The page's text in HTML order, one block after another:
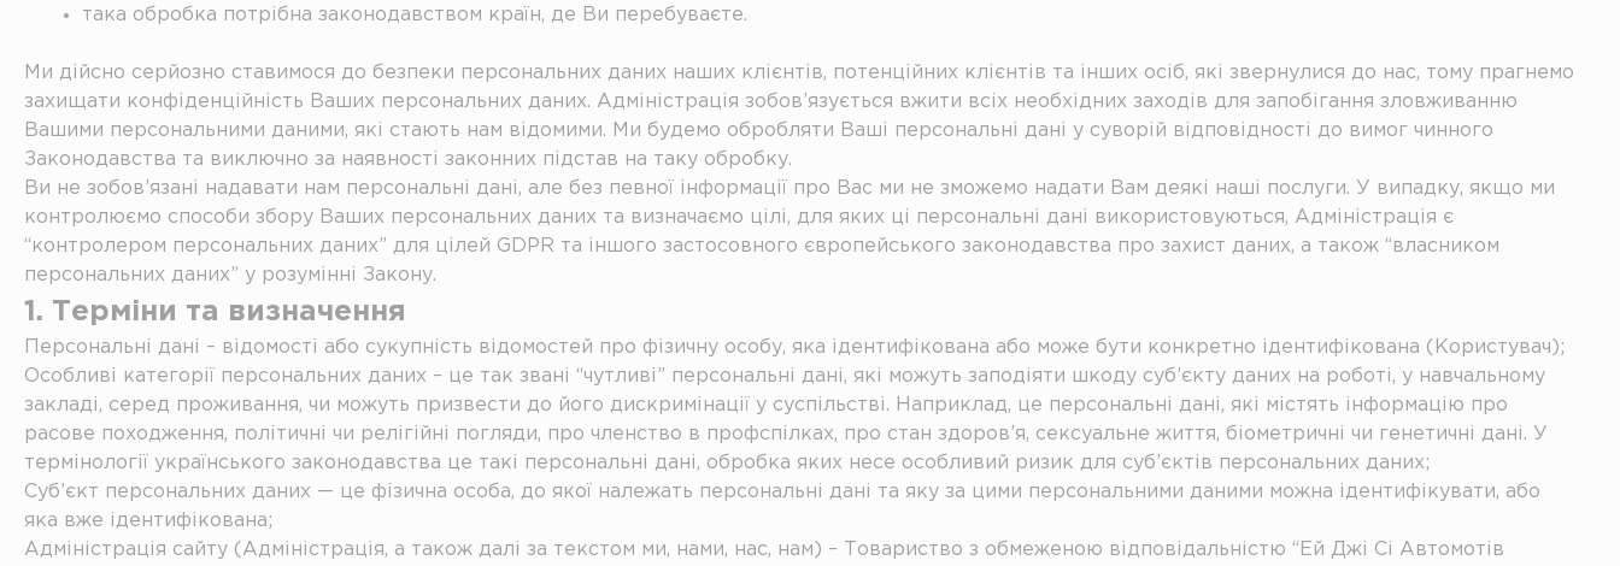
така обробка потрібна законодавством країн, де Ви перебуваєте.
Ми дійсно серйозно ставимося до безпеки персональних даних наших клієнтів, потенційних клієнтів та інших осіб, які звернулися до нас, тому прагнемо
захищати конфіденційність Ваших персональних даних. Адміністрація зобов’язується вжити всіх необхідних заходів для запобігання зловживанню
Вашими персональними даними, які стають нам відомими. Ми будемо обробляти Ваші персональні дані у суворій відповідності до вимог чинного
Законодавства та виключно за наявності законних підстав на таку обробку.
Ви не зобов’язані надавати нам персональні дані, але без певної інформації про Вас ми не зможемо надати Вам деякі наші послуги. У випадку, якщо ми
контролюємо способи збору Ваших персональних даних та визначаємо цілі, для яких ці персональні дані використовуються, Адміністрація є
“контролером персональних даних” для цілей GDPR та іншого застосовного європейського законодавства про захист даних, а також “власником
персональних даних” у розумінні Закону.
1. Терміни та визначення
Персональні дані – відомості або сукупність відомостей про фізичну особу, яка ідентифікована або може бути конкретно ідентифікована (Користувач);
Особливі категорії персональних даних – це так звані “чутливі” персональні дані, які можуть заподіяти шкоду суб’єкту даних на роботі, у навчальному
закладі, серед проживання, чи можуть призвести до його дискримінації у суспільстві. Наприклад, це персональні дані, які містять інформацію про
расове походження, політичні чи релігійні погляди, про членство в профспілках, про стан здоров’я, сексуальне життя, біометричні чи генетичні дані. У
термінології українського законодавства це такі персональні дані, обробка яких несе особливий ризик для суб’єктів персональних даних;
Суб’єкт персональних даних — це фізична особа, до якої належать персональні дані та яку за цими персональними даними можна ідентифікувати, або
яка вже ідентифікована;
Адміністрація сайту (Адміністрація, а також далі за текстом ми, нами, нас, нам) – Товариство з обмеженою відповідальністю “Ей Джі Сі Автомотів